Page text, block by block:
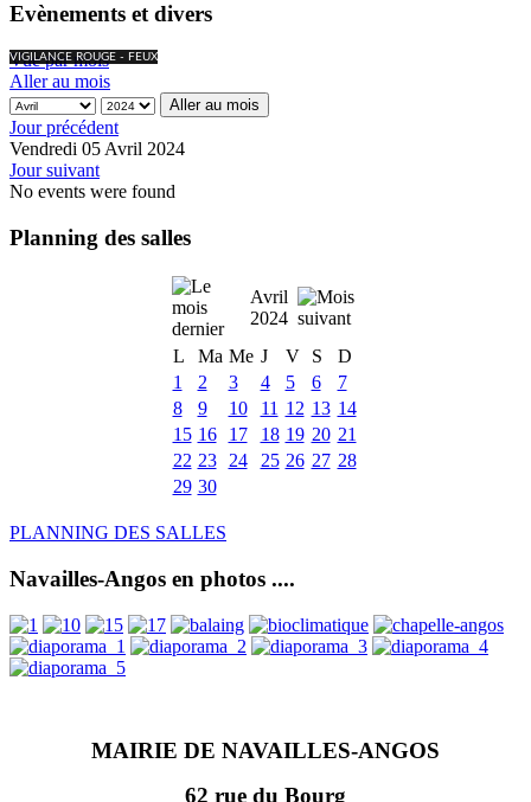
Evènements et divers
VIGILANCE ROUGE - FEUX
Vue par mois
Aller au mois
Aller au mois
Jour précédent
Vendredi 05 Avril 2024
Jour suivant
No events were found
Planning des salles
Avril
2024
L
Ma Me J V S
D
1
2 3 4 5 6
7
8
9 10 11 12 13 14
15 16 17 18 19 20 21
22 23 24 25 26 27 28
29 30
PLANNING DES SALLES
Navailles-Angos en photos ....
MAIRIE DE NAVAILLES-ANGOS
62 rue du Bourg